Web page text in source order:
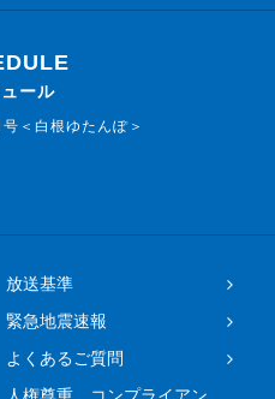
ール
＜白根ゆたんぽ＞
放送基準
緊急地震速報
よくあるご質問